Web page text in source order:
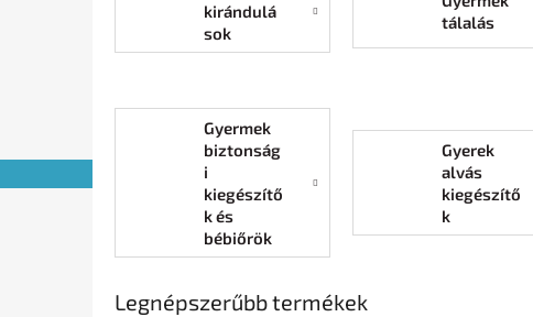
kirándulá
sok
tálalás
Gyermek
biztonság
i
kiegészítő
k és
bébiőrök
Gyerek
alvás
kiegészítő
k
Legnépszerűbb termékek